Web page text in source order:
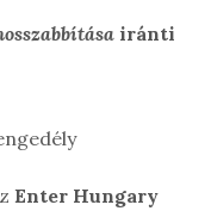
iránti
Enter Hungary